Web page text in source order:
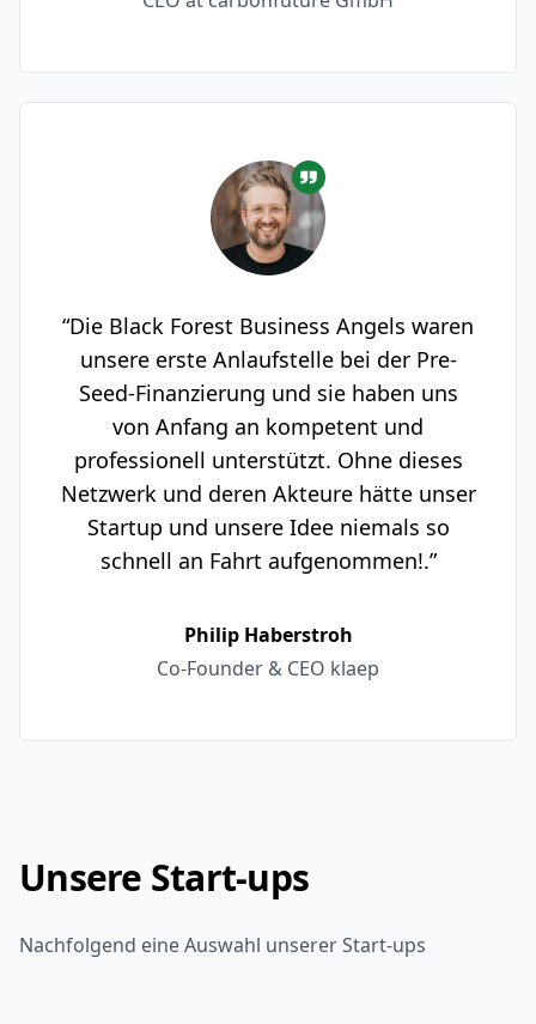
“Die Black Forest Business Angels waren
unsere erste Anlaufstelle bei der Pre-
Seed-Finanzierung und sie haben uns
von Anfang an kompetent und
professionell unterstützt. Ohne dieses
Netzwerk und deren Akteure hätte unser
Startup und unsere Idee niemals so
schnell an Fahrt aufgenommen!.”
Philip Haberstroh
Co-Founder & CEO klaep
Unsere Start-ups
Nachfolgend eine Auswahl unserer Start-ups